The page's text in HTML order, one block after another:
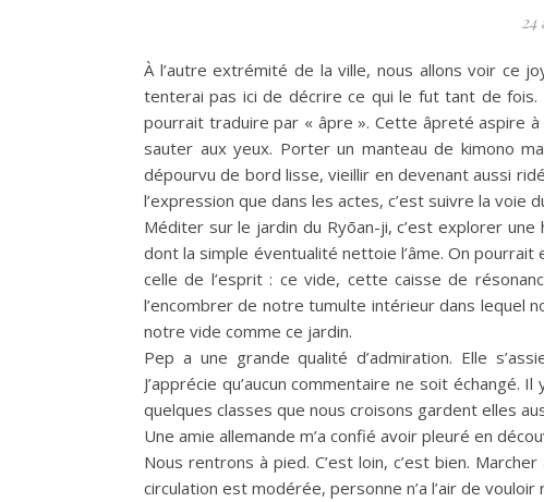
24
À l’autre extrémité de la ville, nous allons voir ce
tenterai pas ici de décrire ce qui le fut tant de fois.
pourrait traduire par « âpre ». Cette âpreté aspire à
sauter aux yeux. Porter un manteau de kimono
dépourvu de bord lisse, vieillir en devenant aussi
l’expression que dans les actes, c’est suivre la voie
Méditer sur le jardin du Ryōan-ji, c’est explorer
dont la simple éventualité nettoie l’âme. On
celle de l’esprit : ce vide, cette caisse de
l’encombrer de notre tumulte intérieur dans lequel
notre vide comme ce jardin.
Pep a une grande qualité d’admiration. Elle
J’apprécie qu’aucun commentaire ne soit
quelques classes que nous croisons gardent elles
Une amie allemande m’a confié avoir pleuré en
Nous rentrons à pied. C’est loin, c’est bien.
circulation est modérée, personne n’a l’air de